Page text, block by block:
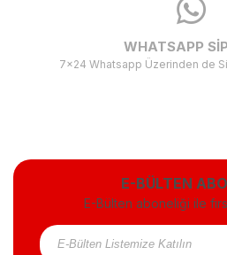
WHATSAPP
7x24 Whatsapp Üzerinden de
E-BÜLTEN
E-Bülten aboneliği ile